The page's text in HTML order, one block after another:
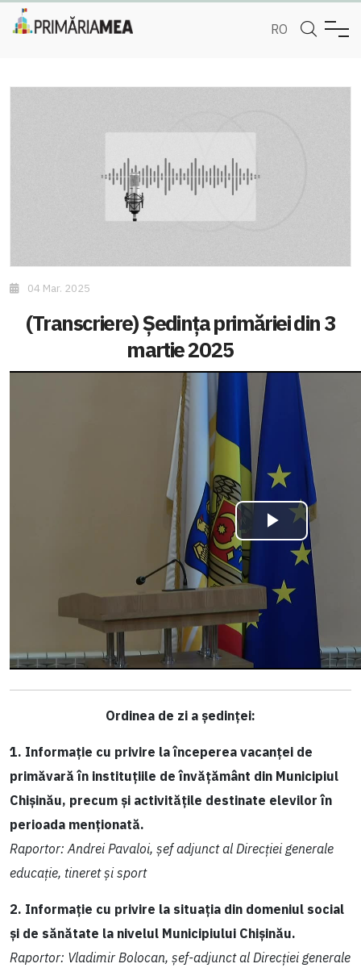
RO
04 Mar. 2025
(Transcriere) Ședința primăriei din 3
martie 2025
Ordinea de zi a ședinței:
1. Informație cu privire la începerea vacanței de
primăvară în instituțiile de învățământ din Municipiul
Chișinău, precum și activitățile destinate elevilor în
perioada menționată.
Raportor: Andrei Pavaloi, șef adjunct al Direcției generale
educație, tineret și sport
2. Informație cu privire la situația din domeniul social
și de sănătate la nivelul Municipiului Chișinău.
Raportor: Vladimir Bolocan, șef-adjunct al Direcției generale